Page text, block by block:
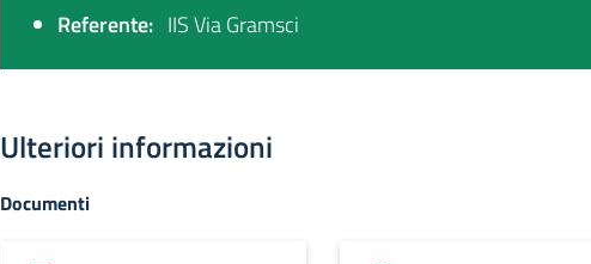
Referente: IIS Via Gramsci
Ulteriori informazioni
Documenti